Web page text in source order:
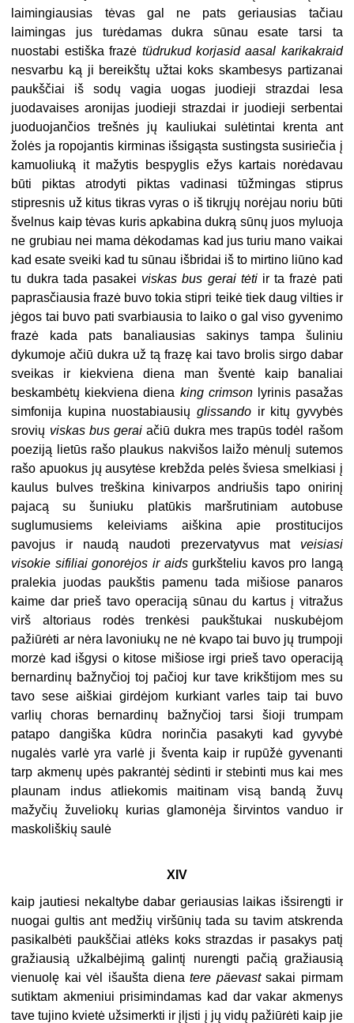
laimingiausias tėvas gal ne pats geriausias tačiau
laimingas jus turėdamas dukra sūnau esate tarsi ta
nuostabi estiška frazė tüdrukud korjasid aasal karikakraid
nesvarbu ką ji bereikštų užtai koks skambesys partizanai
paukščiai iš sodų vagia uogas juodieji strazdai lesa
juodavaises aronijas juodieji strazdai ir juodieji serbentai
juoduojančios trešnės jų kauliukai sulėtintai krenta ant
žolės ja ropojantis kirminas išsigąsta sustingsta susiriečia į
kamuoliuką it mažytis bespyglis ežys kartais norėdavau
būti piktas atrodyti piktas vadinasi tūžmingas stiprus
stipresnis už kitus tikras vyras o iš tikrųjų norėjau noriu būti
švelnus kaip tėvas kuris apkabina dukrą sūnų juos myluoja
ne grubiau nei mama dėkodamas kad jus turiu mano vaikai
kad esate sveiki kad tu sūnau išbridai iš to mirtino liūno kad
tu dukra tada pasakei viskas bus gerai tėtiir ta frazė pati
paprasčiausia frazė buvo tokia stipri teikė tiek daug vilties ir
jėgos tai buvo pati svarbiausia to laiko o gal viso gyvenimo
frazė kada pats banaliausias sakinys tampa šuliniu
dykumoje ačiū dukra už tą frazę kai tavo brolis sirgo dabar
sveikas ir kiekviena diena man šventė kaip banaliai
beskambėtų kiekviena diena king crimsonlyrinis pasažas
simfonija kupina nuostabiausių glissando ir kitų gyvybės
srovių viskas bus geraiačiū dukra mes trapūs todėl rašom
poeziją lietūs rašo plaukus nakvišos laižo mėnulį sutemos
rašo apuokus jų ausytėse krebžda pelės šviesa smelkiasi į
kaulus bulves treškina kinivarpos andriušis tapo onirinį
pajacą su šuniuku platūkis maršrutiniam autobuse
suglumusiems keleiviams aiškina apie prostitucijos
pavojus ir naudą naudoti prezervatyvus mat veisiasi
visokie sifiliai gonorėjos ir aidsgurkšteliu kavos pro langą
pralekia juodas paukštis pamenu tada mišiose panaros
kaime dar prieš tavo operaciją sūnau du kartus į vitražus
virš altoriaus rodės trenkėsi paukštukai nuskubėjom
pažiūrėti ar nėra lavoniukų ne nė kvapo tai buvo jų trumpoji
morzė kad išgysi o kitose mišiose irgi prieš tavo operaciją
bernardinų bažnyčioj toj pačioj kur tave krikštijom mes su
tavo sese aiškiai girdėjom kurkiant varles taip tai buvo
varlių choras bernardinų bažnyčioj tarsi šioji trumpam
patapo dangiška kūdra norinčia pasakyti kad gyvybė
nugalės varlė yra varlė ji šventa kaip ir rupūžė gyvenanti
tarp akmenų upės pakrantėj sėdinti ir stebinti mus kai mes
plaunam indus atliekomis maitinam visą bandą žuvų
mažyčių žuveliokų kurias glamonėja širvintos vanduo ir
maskoliškių saulė
XIV
kaip jautiesi nekaltybe dabar geriausias laikas išsirengti ir
nuogai gultis ant medžių viršūnių tada su tavim atskrenda
pasikalbėti paukščiai atlėks koks strazdas ir pasakys patį
gražiausią užkalbėjimą galintį nurengti pačią gražiausią
vienuolę kai vėl išaušta dienatere päevastsakai pirmam
sutiktam akmeniui prisimindamas kad dar vakar akmenys
tave tujino kvietė užsimerkti ir įlįsti į jų vidų pažiūrėti kaip jie